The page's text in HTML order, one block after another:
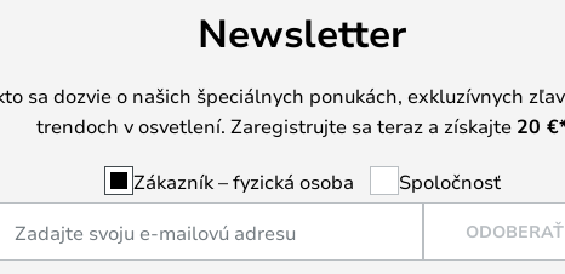
Newsletter
sa dozvie o našich špeciálnych ponukách, exkluzívnych
trendoch v osvetlení. Zaregistrujte sa teraz a získajte 20 €
Zákazník – fyzická osoba Spoločnosť
ODOBERAŤ